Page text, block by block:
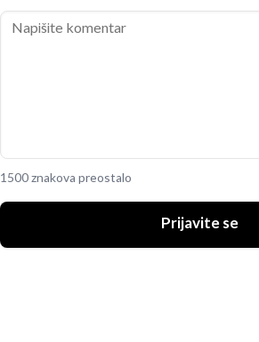
1500 znakova preostalo
Prijavite se